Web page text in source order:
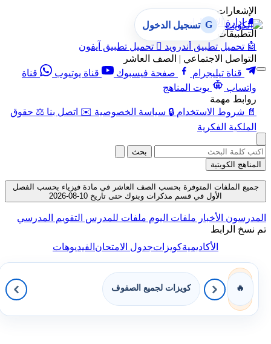
الإشعارات
🔔 إدارة الإشعارات
التطبيقات
🤖 تحميل تطبيق أندرويد  تحميل تطبيق آيفون
التواصل الاجتماعي | الصف العاشر
قناة تيليجرام
صفحة فيسبوك قناة يوتيوب
قناة
واتساب
بوت المناهج
روابط مهمة
📄 شروط الاستخدام 🔒 سياسة الخصوصية ✉️ اتصل بنا ⚖️ حقوق
الملكية الفكرية
G تسجيل الدخول
بحث
المناهج الكويتية
جميع الملفات المتوفرة بحسب الصف العاشر في مادة فيزياء بحسب الفصل
الأول في قسم مذكرات وبنوك حتى تاريخ 10-08-2026
المدرسون الأخبار ملفات اليوم ملفات للمدرس التقويم المدرسي
تم نسخ الرابط
الأكاديميةكويزاتجدول الامتحانالفيديوهات
🔥 كويزات لجميع الصفوف